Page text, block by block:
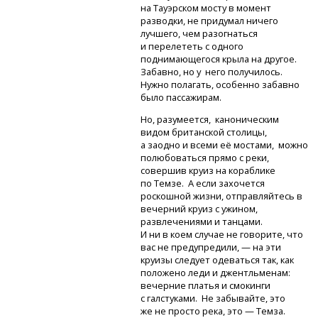
на Тауэрском мосту в момент
разводки, не придумал ничего
лучшего, чем разогнаться
и перелететь с одного
поднимающегося крыла на другое.
Забавно, но у него получилось.
Нужно полагать, особенно забавно
было пассажирам.
Но, разумеется, каноническим
видом британской столицы,
а заодно и всеми её мостами, можно
полюбоваться прямо с реки,
совершив круиз на кораблике
по Темзе. А если захочется
роскошной жизни, отправляйтесь в
вечерний круиз с ужином,
развлечениями и танцами.
И ни в коем случае не говорите, что
вас не предупредили, — на эти
круизы следует одеваться так, как
положено леди и джентльменам:
вечерние платья и смокинги
с галстуками. Не забывайте, это
же не просто река, это — Темза.